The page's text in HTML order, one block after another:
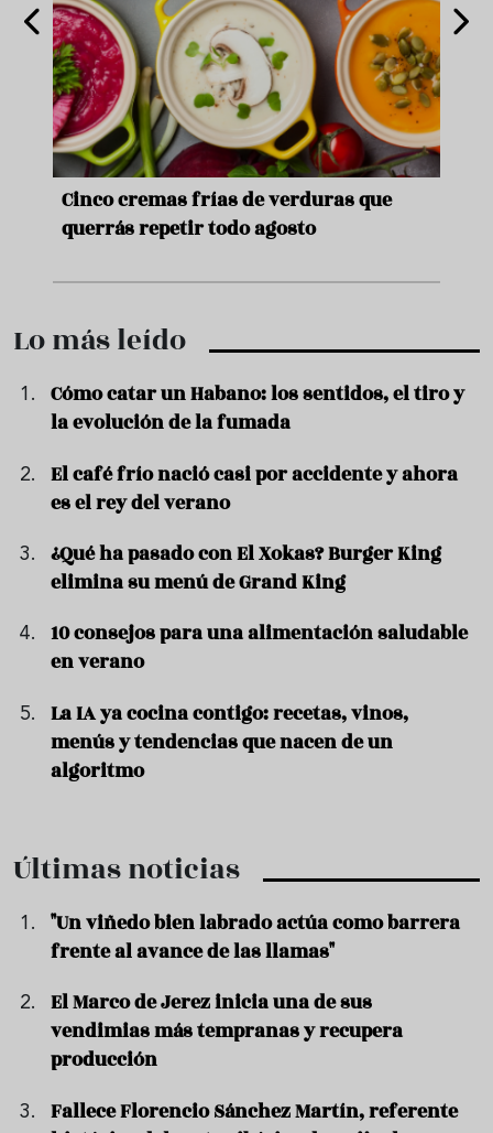
Cinco cremas frías de verduras que
querrás repetir todo agosto
Lo más leído
Cómo catar un Habano: los sentidos, el tiro y
la evolución de la fumada
El café frío nació casi por accidente y ahora
es el rey del verano
¿Qué ha pasado con El Xokas? Burger King
elimina su menú de Grand King
10 consejos para una alimentación saludable
en verano
La IA ya cocina contigo: recetas, vinos,
menús y tendencias que nacen de un
algoritmo
Últimas noticias
"Un viñedo bien labrado actúa como barrera
frente al avance de las llamas"
El Marco de Jerez inicia una de sus
vendimias más tempranas y recupera
producción
Fallece Florencio Sánchez Martín, referente